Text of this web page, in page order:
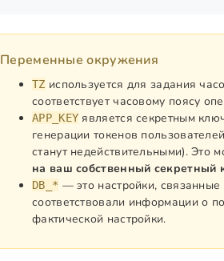
Переменные окружения
TZ используется для задания
соответствует часовому поясу
APP_KEY является секретным
генерации токенов
станут недействительными). Это
на ваш собственный секретный
DB_* — это настройки,
соответствовали информации о
фактической настройки.